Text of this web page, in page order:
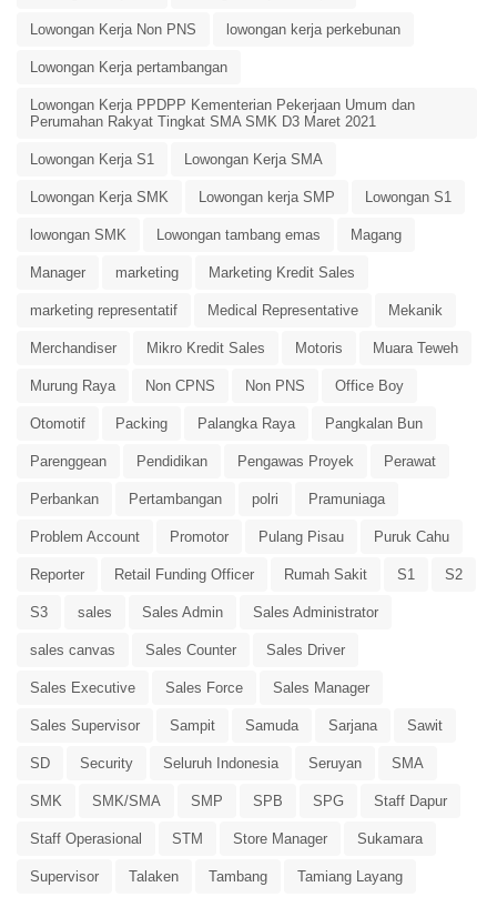
Lowongan Kerja Non PNS lowongan kerja perkebunan
Lowongan Kerja pertambangan
Lowongan Kerja PPDPP Kementerian Pekerjaan Umum dan
Perumahan Rakyat Tingkat SMA SMK D3 Maret 2021
Lowongan Kerja S1 Lowongan Kerja SMA
Lowongan Kerja SMK Lowongan kerja SMP Lowongan S1
lowongan SMK Lowongan tambang emas Magang
Manager marketing Marketing Kredit Sales
marketing representatif Medical Representative Mekanik
Merchandiser Mikro Kredit Sales Motoris Muara Teweh
Murung Raya Non CPNS Non PNS Office Boy
Otomotif Packing Palangka Raya Pangkalan Bun
Parenggean Pendidikan Pengawas Proyek Perawat
Perbankan Pertambangan polri Pramuniaga
Problem Account Promotor Pulang Pisau Puruk Cahu
Reporter Retail Funding Officer Rumah Sakit S1 S2
S3 sales Sales Admin Sales Administrator
sales canvas Sales Counter Sales Driver
Sales Executive Sales Force Sales Manager
Sales Supervisor Sampit Samuda Sarjana Sawit
SD Security Seluruh Indonesia Seruyan SMA
SMK SMK/SMA SMP SPB SPG Staff Dapur
Staff Operasional STM Store Manager Sukamara
Supervisor Talaken Tambang Tamiang Layang